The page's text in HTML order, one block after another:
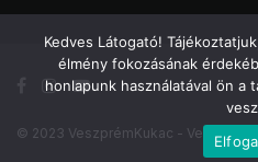
© 2023 VeszprémKukac -
Kedves Látogató!
élmény fokozásának
honlapunk használatával ön a